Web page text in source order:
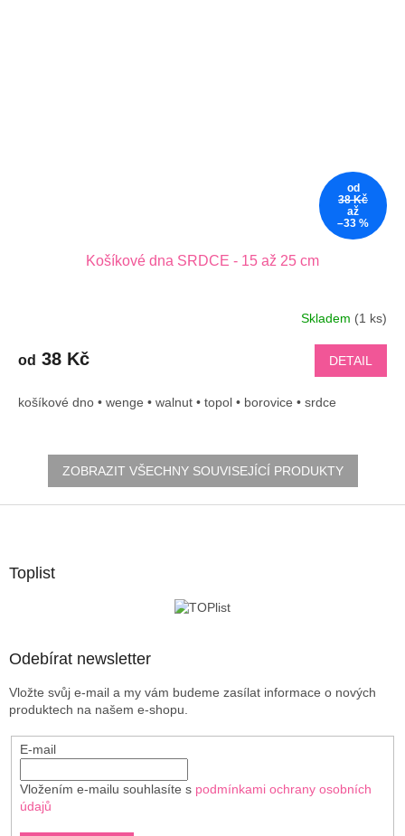
od
38 Kč
až
–33 %
Košíkové dna SRDCE - 15 až 25 cm
Skladem (1 ks)
od 38 Kč DETAIL
košíkové dno • wenge • walnut • topol • borovice • srdce
ZOBRAZIT VŠECHNY SOUVISEJÍCÍ PRODUKTY
Toplist
Odebírat newsletter
Vložte svůj e-mail a my vám budeme zasílat informace o nových
produktech na našem e-shopu.
E-mail
Vložením e-mailu souhlasíte s podmínkami ochrany osobních
údajů